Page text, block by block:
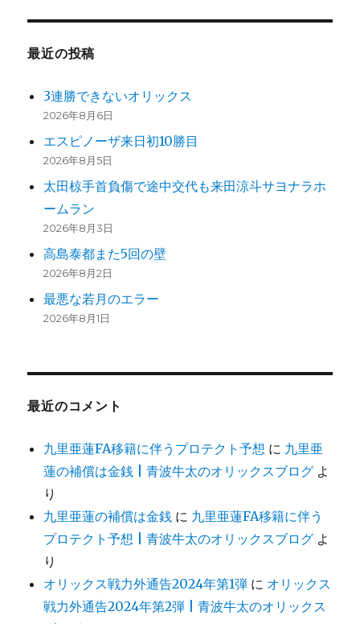
最近の投稿
3連勝できないオリックス
2026年8月6日
エスピノーザ来日初10勝目
2026年8月5日
太田椋手首負傷で途中交代も来田涼斗サヨナラホ
ームラン
2026年8月3日
高島泰都また5回の壁
2026年8月2日
最悪な若月のエラー
2026年8月1日
最近のコメント
九里亜蓮FA移籍に伴うプロテクト予想 に 九里亜
蓮の補償は金銭 | 青波牛太のオリックスブログ よ
り
九里亜蓮の補償は金銭 に 九里亜蓮FA移籍に伴う
プロテクト予想 | 青波牛太のオリックスブログ よ
り
オリックス戦力外通告2024年第1弾 に オリックス
戦力外通告2024年第2弾 | 青波牛太のオリックス